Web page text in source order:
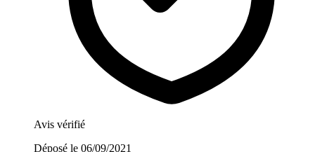
Avis vérifié
Déposé le 06/09/2021